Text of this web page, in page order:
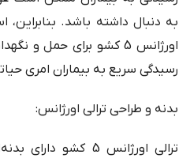
به دنبال داشته باشد. بنابراین،
اورژانس 5 کشو برای حمل و نگهداری
رسیدگی سریع به بیماران امری
بدنه و طراحی ترالی اورژانس:
ترالی اورژانس 5